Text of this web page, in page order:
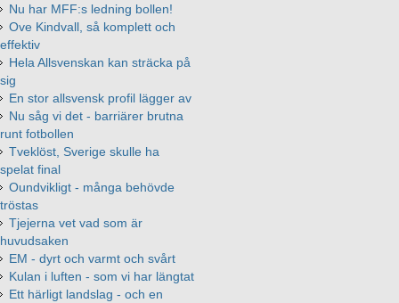
Nu har MFF:s ledning bollen!
Ove Kindvall, så komplett och
effektiv
Hela Allsvenskan kan sträcka på
sig
En stor allsvensk profil lägger av
Nu såg vi det - barriärer brutna
runt fotbollen
Tveklöst, Sverige skulle ha
spelat final
Oundvikligt - många behövde
tröstas
Tjejerna vet vad som är
huvudsaken
EM - dyrt och varmt och svårt
Kulan i luften - som vi har längtat
Ett härligt landslag - och en